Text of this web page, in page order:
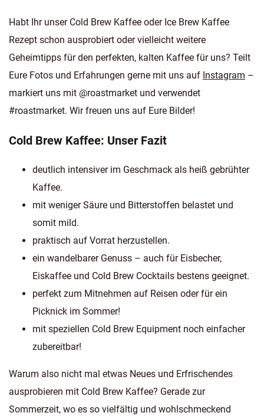
Habt Ihr unser Cold Brew Kaffee oder Ice Brew Kaffee
Rezept schon ausprobiert oder vielleicht weitere
Geheimtipps für den perfekten, kalten Kaffee für uns? Teilt
Eure Fotos und Erfahrungen gerne mit uns auf Instagram –
markiert uns mit @roastmarket und verwendet
#roastmarket. Wir freuen uns auf Eure Bilder!
Cold Brew Kaffee: Unser Fazit
deutlich intensiver im Geschmack als heiß gebrühter
Kaffee.
mit weniger Säure und Bitterstoffen belastet und
somit mild.
praktisch auf Vorrat herzustellen.
ein wandelbarer Genuss – auch für Eisbecher,
Eiskaffee und Cold Brew Cocktails bestens geeignet.
perfekt zum Mitnehmen auf Reisen oder für ein
Picknick im Sommer!
mit speziellen Cold Brew Equipment noch einfacher
zubereitbar!
Warum also nicht mal etwas Neues und Erfrischendes
ausprobieren mit Cold Brew Kaffee? Gerade zur
Sommerzeit, wo es so vielfältig und wohlschmeckend